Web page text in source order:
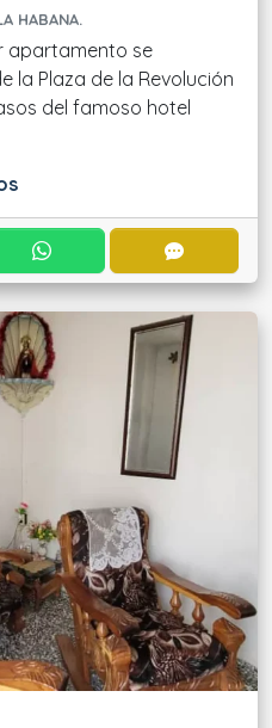
HABANA.
apartamento se
la Plaza de la Revolución
del famoso hotel
CONTACTAR POR